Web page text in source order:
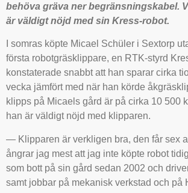
behöva gräva ner begränsningskabel.
är väldigt nöjd med sin Kress-robot.
I somras köpte Micael Schüler i Sextorp
första robotgräsklippare, en RTK-styrd
konstaterade snabbt att han sparar cirka
vecka jämfört med när han körde
klipps på Micaels gård är på cirka 10 500
han är väldigt nöjd med klipparen.
— Klipparen är verkligen bra, den får sex
ångrar jag mest att jag inte köpte robot
som bott på sin gård sedan 2002 och
samt jobbar på mekanisk verkstad och på